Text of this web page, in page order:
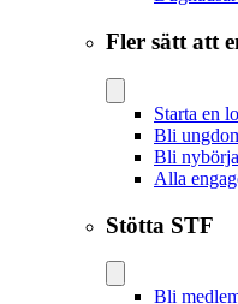
Fler sätt att
Starta en
Bli
Bli
Alla
Stötta STF
Bli